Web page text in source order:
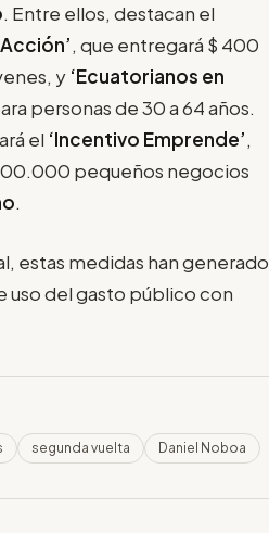
. Entre ellos, destacan el
, que entregará $ 400
y ‘Ecuatorianos en
personas de 30 a 64 años.
el ‘Incentivo Emprende’,
pequeños negocios
.
estas medidas han generado
uso del gasto público con
segunda vuelta Daniel Noboa